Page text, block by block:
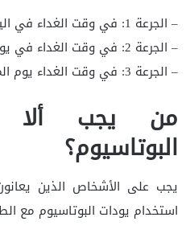
– الجرعة 1: في وقت الغداء في اليوم السابق للحقن.
– الجرعة 2: في وقت الغداء في يوم الحقن (قبل أو بعد الحقن).
– الجرعة 3: في وقت الغداء يوم المسح (قبل أو بعد الفحص).
من يجب ألا
البوتاسيوم؟
يجب على الأشخاص الذين
استخدام يودات البوتاسيوم مع